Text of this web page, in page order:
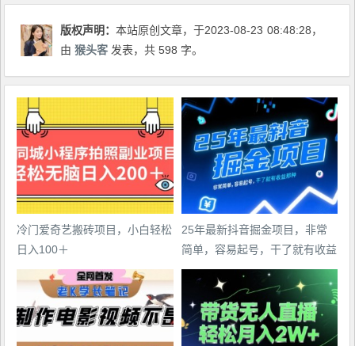
版权声明：本站原创文章，于2023-08-23 08:48:28，
由猴头客 发表，共 598 字。
冷门爱奇艺搬砖项目，小白轻松
日入100＋
25年最新抖音掘金项目，非常
简单，容易起号，干了就有收益
那种